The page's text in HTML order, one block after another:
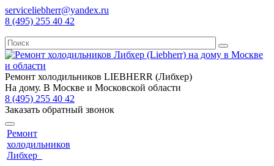
serviceliebherr@yandex.ru
8 (495) 255 40 42
Ремонт холодильников LIEBHERR (Либхер)
На дому. В Москве и Московской области
8 (495) 255 40 42
Заказать обратный звонок
Ремонт
холодильников
Либхер